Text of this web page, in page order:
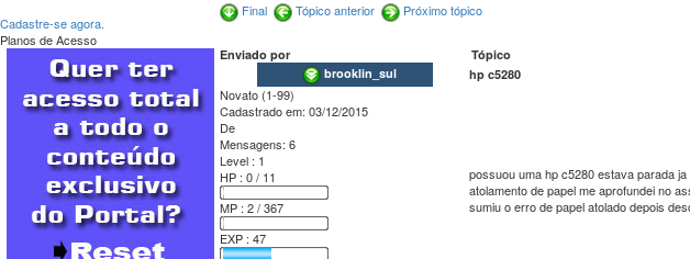
Cadastre-se agora.
Planos de Acesso
Final Tópico anterior Próximo tópico
Enviado por
Tópico
brooklin_sul
hp c5280
Novato (1-99)
Cadastrado em: 03/12/2015
De
Mensagens: 6
Level : 1
HP : 0 / 11
MP : 2 / 367
EXP : 47
possuou uma hp c5280 estava parada
atolamento de papel me aprofundei no
sumiu o erro de papel atolado depois